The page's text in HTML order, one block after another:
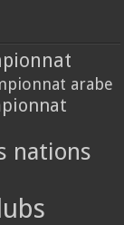
arabe
nations